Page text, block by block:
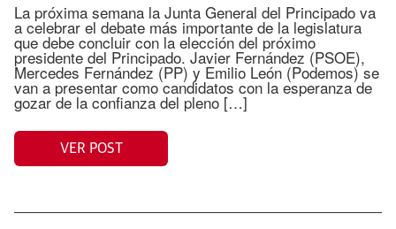
La próxima semana la Junta General del Principado va
a celebrar el debate más importante de la legislatura
que debe concluir con la elección del próximo
presidente del Principado. Javier Fernández (PSOE),
Mercedes Fernández (PP) y Emilio León (Podemos) se
van a presentar como candidatos con la esperanza de
gozar de la confianza del pleno […]
VER POST